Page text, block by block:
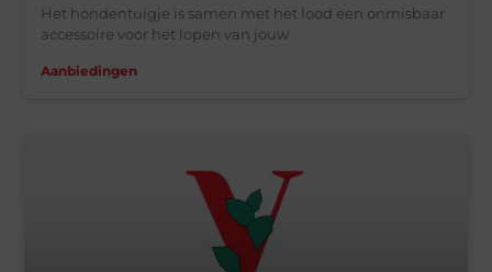
Het hondentuigje is samen met het lood een onmisbaar
accessoire voor het lopen van jouw
Aanbiedingen